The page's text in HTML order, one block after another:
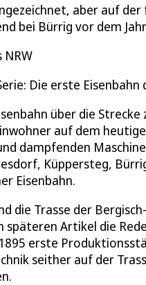
aber auf
bei Bürrig vor dem
NRW
Die erste
über die Strecke
auf dem
dampfenden
Küppersteg,
Eisenbahn.
die Trasse der
späteren Artikel die
erste
seither auf der